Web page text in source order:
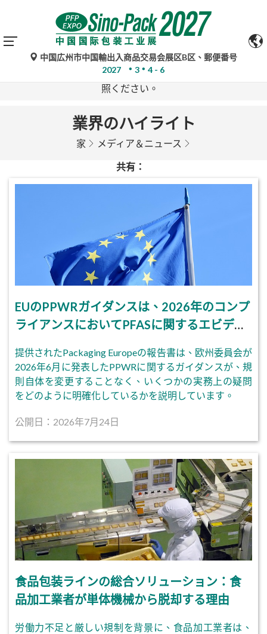
Google翻訳による自動翻訳は参考情報であり、不正確な
場合があります。ご不明な点がある場合は、原文をご参
照ください。
中国広州市中国輸出入商品交易会展区B区、郵便番号
2027
3 4 - 6
業界のハイライト
家 メディア＆ニュース
共有：
EUのPPWRガイダンスは、2026年のコンプ
ライアンスにおいてPFASに関するエビデン
提供されたPackaging Europeの報告書は、欧州委員会が
2026年6月に発表したPPWRに関するガイダンスが、規
則自体を変更することなく、いくつかの実務上の疑問
をどのように明確化しているかを説明しています。
公開日：2026年7月24日
食品包装ラインの総合ソリューション：食
品加工業者が単体機械から脱却する理由
労働力不足と厳しい規制を背景に、食品加工業者は、